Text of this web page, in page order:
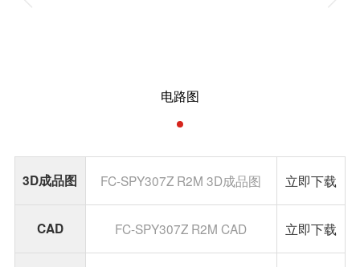
电路图
3D成品图 FC-SPY307Z R2M 3D成品图 立即下载
CAD FC-SPY307Z R2M CAD 立即下载